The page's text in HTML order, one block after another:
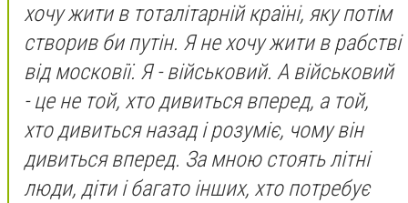
хочу жити в тоталітарній країні, яку потім
створив би путін. Я не хочу жити в рабстві
від московії. Я - військовий. А військовий
- це не той, хто дивиться вперед, а той,
хто дивиться назад і розуміє, чому він
дивиться вперед. За мною стоять літні
люди, діти і багато інших, хто потребує